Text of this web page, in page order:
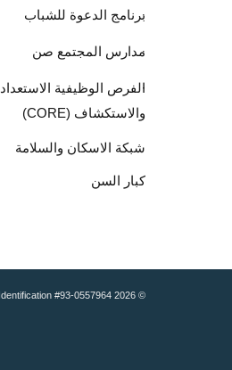
برنامج الدعوة للشباب
مدارس المجتمع صن
الفرص الوظيفية الاستعداد
والاستكشاف (CORE)
شبكة الاسكان والسلامة
كبار السن
© 2026 Impact NW - 501(c)(3) Tax Identification #93-0557964 |